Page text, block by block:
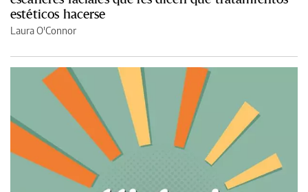
estéticos hacerse
Laura O'Connor